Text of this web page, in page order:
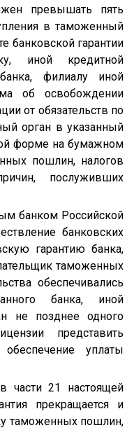
превышать пять
в таможенный
банковской гарантии
иной кредитной
филиалу иной
об освобождении
от обязательств по
орган в указанный
форме на бумажном
пошлин, налогов
послуживших
банком Российской
банковских
гарантию банка,
таможенных
обеспечивались
банка, иной
не позднее одного
представить
уплаты
части 21 настоящей
прекращается и
таможенных пошлин,